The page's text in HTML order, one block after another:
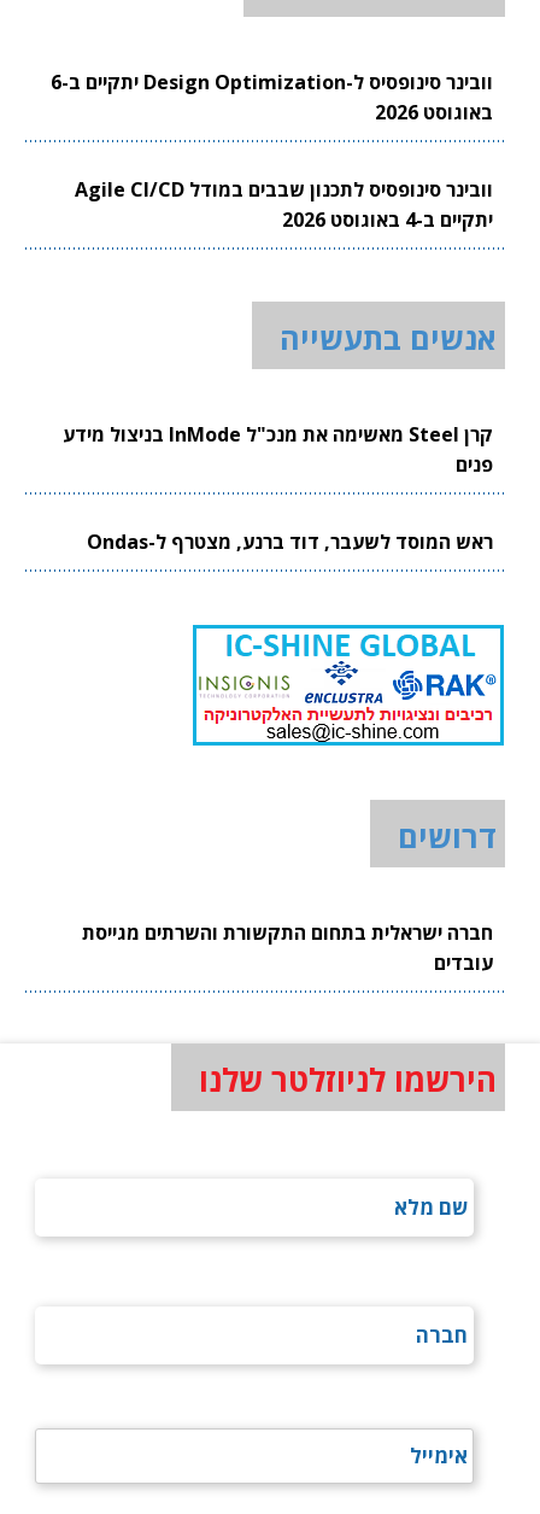
וובינר סינופסיס ל-Design Optimization יתקיים ב-6
באוגוסט 2026
וובינר סינופסיס לתכנון שבבים במודל Agile CI/CD
יתקיים ב-4 באוגוסט 2026
אנשים בתעשייה
קרן Steel מאשימה את מנכ"ל InMode בניצול מידע
פנים
ראש המוסד לשעבר, דוד ברנע, מצטרף ל-Ondas
דרושים
חברה ישראלית בתחום התקשורת והשרתים מגייסת
עובדים
הירשמו לניוזלטר שלנו